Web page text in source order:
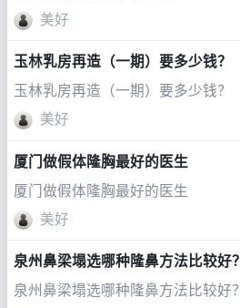
美好
玉林乳房再造（一期）要多少钱？
玉林乳房再造（一期）要多少钱？
美好
厦门做假体隆胸最好的医生
厦门做假体隆胸最好的医生
美好
泉州鼻梁塌选哪种隆鼻方法比较好？
泉州鼻梁塌选哪种隆鼻方法比较好？